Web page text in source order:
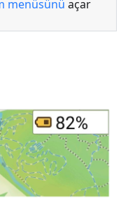
menüsünü açar